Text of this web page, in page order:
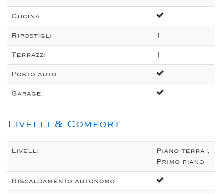
Cucina
Ripostigli 1
Terrazzi 1
Posto auto
Garage
Livelli & Comfort
Livelli Piano terra ,
Primo piano
Riscaldamento autonomo